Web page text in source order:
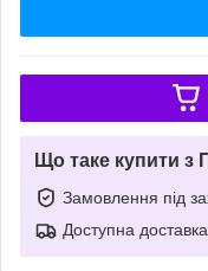
Що таке купити з
Замовлення під
Доступна доставка